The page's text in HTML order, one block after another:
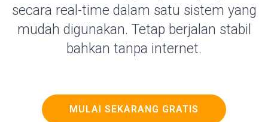
secara real-time dalam satu sistem yang
mudah digunakan. Tetap berjalan stabil
bahkan tanpa internet.
MULAI SEKARANG GRATIS